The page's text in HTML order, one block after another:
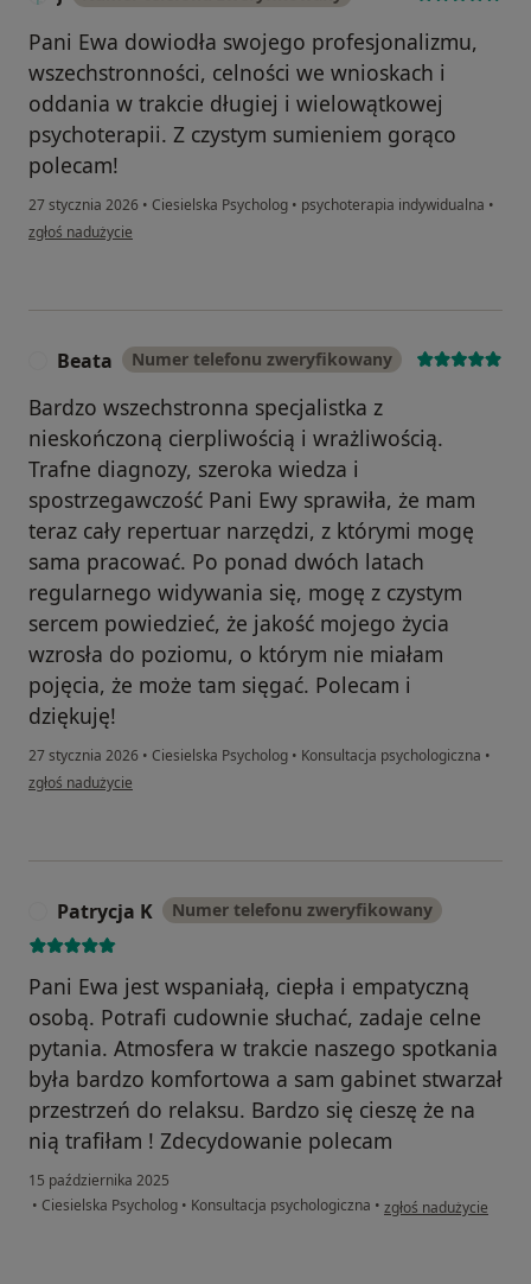
Pani Ewa dowiodła swojego profesjonalizmu,
wszechstronności, celności we wnioskach i
oddania w trakcie długiej i wielowątkowej
psychoterapii. Z czystym sumieniem gorąco
polecam!
27 stycznia 2026 • Ciesielska Psycholog • psychoterapia indywidualna •
w opinii użytkownika J
zgłoś nadużycie
Beata Numer telefonu zweryfikowany
Bardzo wszechstronna specjalistka z
nieskończoną cierpliwością i wrażliwością.
Trafne diagnozy, szeroka wiedza i
spostrzegawczość Pani Ewy sprawiła, że mam
teraz cały repertuar narzędzi, z którymi mogę
sama pracować. Po ponad dwóch latach
regularnego widywania się, mogę z czystym
sercem powiedzieć, że jakość mojego życia
wzrosła do poziomu, o którym nie miałam
pojęcia, że może tam sięgać. Polecam i
dziękuję!
27 stycznia 2026 • Ciesielska Psycholog • Konsultacja psychologiczna •
w opinii użytkownika Beata
zgłoś nadużycie
Patrycja K Numer telefonu zweryfikowany
Pani Ewa jest wspaniałą, ciepła i empatyczną
osobą. Potrafi cudownie słuchać, zadaje celne
pytania. Atmosfera w trakcie naszego spotkania
była bardzo komfortowa a sam gabinet stwarzał
przestrzeń do relaksu. Bardzo się cieszę że na
nią trafiłam ! Zdecydowanie polecam
15 października 2025
• Ciesielska Psycholog • Konsultacja psychologiczna • w opinii użytkownika
zgłoś nadużycie